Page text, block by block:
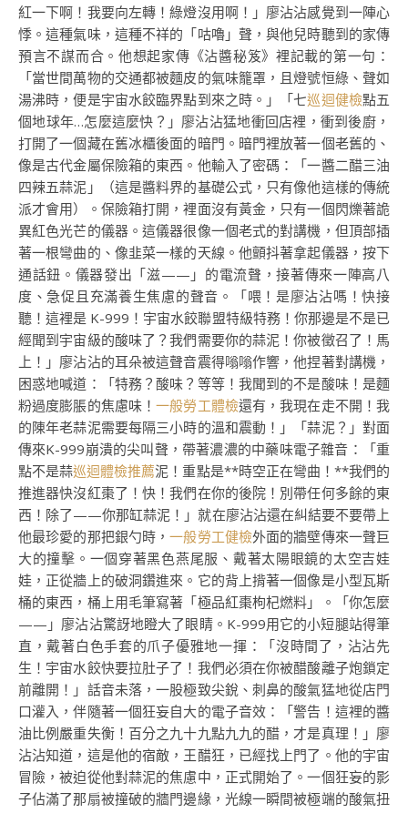
紅一下啊！我要向左轉！綠燈沒用啊！」廖沾沾感覺到一陣心
悸。這種氣味，這種不祥的「咕嚕」聲，與他兒時聽到的家傳
預言不謀而合。他想起家傳《沾醬秘笈》裡記載的第一句：
「當世間萬物的交通都被麵皮的氣味籠罩，且燈號恒綠、聲如
湯沸時，便是宇宙水餃臨界點到來之時。」「七巡迴健檢點五
個地球年…怎麼這麼快？」廖沾沾猛地衝回店裡，衝到後廚，
打開了一個藏在舊冰櫃後面的暗門。暗門裡放著一個老舊的、
像是古代金屬保險箱的東西。他輸入了密碼：「一醬二醋三油
四辣五蒜泥」（這是醬料界的基礎公式，只有像他這樣的傳統
派才會用）。保險箱打開，裡面沒有黃金，只有一個閃爍著詭
異紅色光芒的儀器。這儀器很像一個老式的對講機，但頂部插
著一根彎曲的、像韭菜一樣的天線。他顫抖著拿起儀器，按下
通話鈕。儀器發出「滋——」的電流聲，接著傳來一陣高八
度、急促且充滿養生焦慮的聲音。「喂！是廖沾沾嗎！快接
聽！這裡是 K-999！宇宙水餃聯盟特級特務！你那邊是不是已
經聞到宇宙級的酸味了？我們需要你的蒜泥！你被徵召了！馬
上！」廖沾沾的耳朵被這聲音震得嗡嗡作響，他捏著對講機，
困惑地喊道：「特務？酸味？等等！我聞到的不是酸味！是麵
粉過度膨脹的焦慮味！一般勞工體檢還有，我現在走不開！我
的陳年老蒜泥需要每隔三小時的溫和震動！」「蒜泥？」對面
傳來K-999崩潰的尖叫聲，帶著濃濃的中藥味電子雜音：「重
點不是蒜巡迴體檢推薦泥！重點是**時空正在彎曲！**我們的
推進器快沒紅棗了！快！我們在你的後院！別帶任何多餘的東
西！除了——你那缸蒜泥！」就在廖沾沾還在糾結要不要帶上
他最珍愛的那把銀勺時，一般勞工健檢外面的牆壁傳來一聲巨
大的撞擊。一個穿著黑色燕尾服、戴著太陽眼鏡的太空吉娃
娃，正從牆上的破洞鑽進來。它的背上揹著一個像是小型瓦斯
桶的東西，桶上用毛筆寫著「極品紅棗枸杞燃料」。「你怎麼
——」廖沾沾驚訝地瞪大了眼睛。K-999用它的小短腿站得筆
直，戴著白色手套的爪子優雅地一揮：「沒時間了，沾沾先
生！宇宙水餃快要拉肚子了！我們必須在你被醋酸離子炮鎖定
前離開！」話音未落，一股極致尖銳、刺鼻的酸氣猛地從店門
口灌入，伴隨著一個狂妄自大的電子音效：「警告！這裡的醬
油比例嚴重失衡！百分之九十九點九九的醋，才是真理！」廖
沾沾知道，這是他的宿敵，王醋狂，已經找上門了。他的宇宙
冒險，被迫從他對蒜泥的焦慮中，正式開始了。一個狂妄的影
子佔滿了那扇被撞破的牆門邊緣，光線一瞬間被極端的酸氣扭